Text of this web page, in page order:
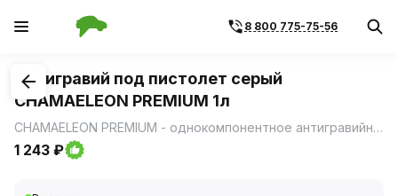
8 800 775-75-56
1/1
Антигравий под пистолет серый
CHAMAELEON PREMIUM 1л
CHAMAELEON PREMIUM - однокомпонентное антигравийное покрытие с хорошей укрывистостью, не оставляющий подтеков.
1 243 ₽